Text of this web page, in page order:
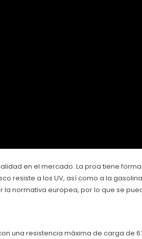
en el mercado. La proa tiene
resiste a los UV, así como a la
normativa europea, por lo que se
una resistencia máxima de carga de